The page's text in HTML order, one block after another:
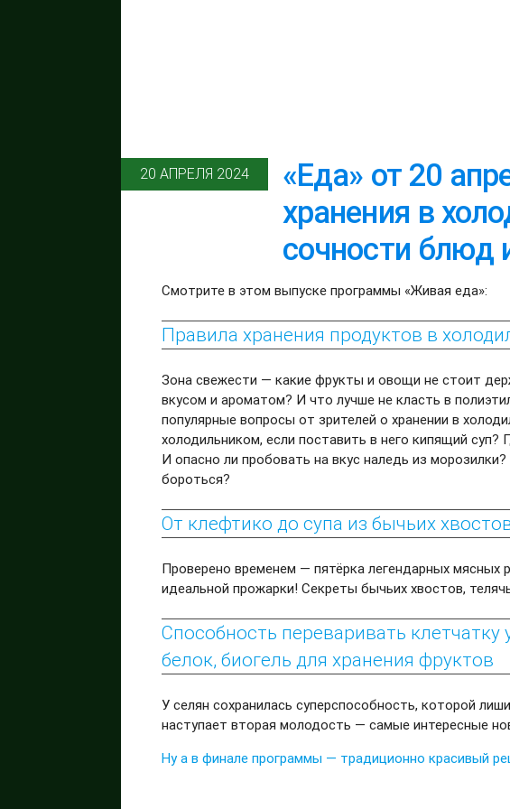
20 АПРЕЛЯ 2024
«Еда» от 20
хранения в
сочности блюд
Cмотрите в этом выпуске программы «Живая еда»:
Правила хранения продуктов в
Зона свежести — какие фрукты и овощи не стоит
вкусом и ароматом? И что лучше не класть в
популярные вопросы от зрителей о хранении в
холодильником, если поставить в него кипящий суп?
И опасно ли пробовать на вкус наледь из
бороться?
От клефтико до супа из бычьих
Проверено временем — пятёрка легендарных
идеальной прожарки! Секреты бычьих хвостов,
Способность переваривать
белок, биогель для хранения фруктов
У селян сохранилась суперспособность, которой
наступает вторая молодость — самые интересные
Ну а в финале программы — традиционно красивый